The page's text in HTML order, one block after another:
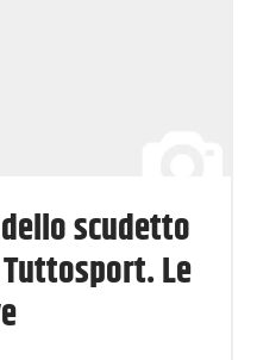
scudetto
Le